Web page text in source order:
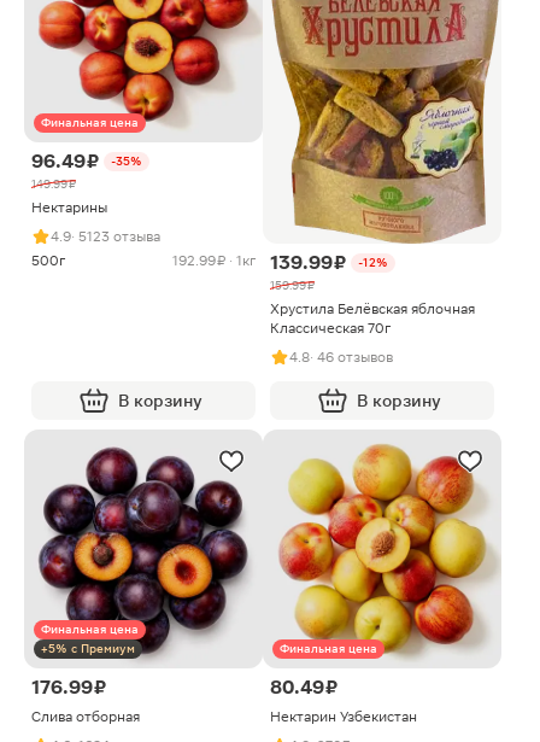
Финальная цена
96.49 ₽
-35%
149.99 ₽
Нектарины
4.9· 5123 отзыва
500г
192.99 ₽ · 1кг
В корзину
139.99 ₽
-12%
159.99 ₽
Хрустила Белёвская яблочная
Классическая 70г
4.8· 46 отзывов
В корзину
Финальная цена
+5% с Премиум
176.99 ₽
Слива отборная
Финальная цена
80.49 ₽
Нектарин Узбекистан